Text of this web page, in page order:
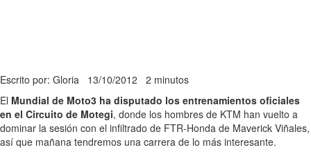
Escrito por: Gloria 13/10/2012 2 minutos
El Mundial de Moto3 ha disputado los entrenamientos oficiales
en el Circuito de Motegi, donde los hombres de KTM han vuelto a
dominar la sesión con el infiltrado de FTR-Honda de Maverick Viñales,
así que mañana tendremos una carrera de lo más interesante.